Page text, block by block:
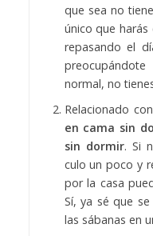
que sea no
único que
repasando el
normal, no
Relacionado
en cama sin
sin dormir. Si
culo un poco y
por la casa
Sí, ya sé que
las sábanas en